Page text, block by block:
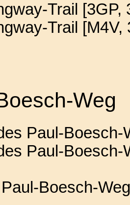
Trail [3GP,
Trail [M4V,
Weg
Paul-Boesch-
Paul-
Boesch-Weg